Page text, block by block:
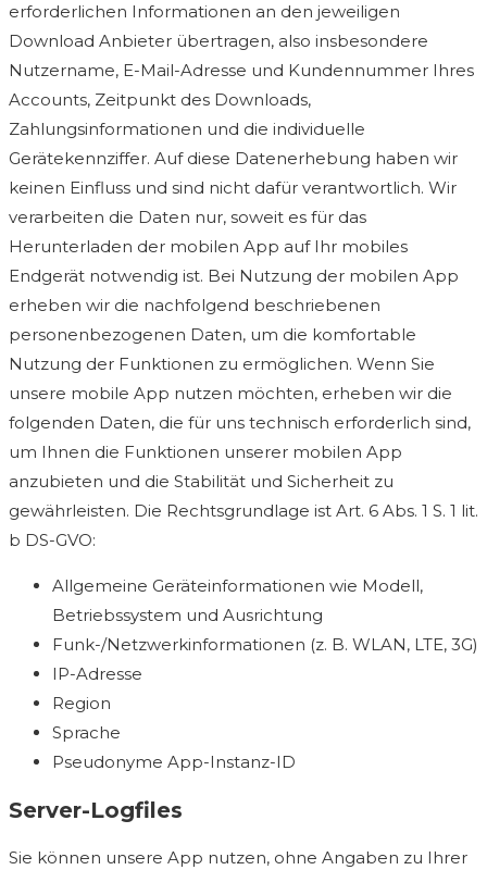
erforderlichen Informationen an den jeweiligen
Download Anbieter übertragen, also insbesondere
Nutzername, E-Mail-Adresse und Kundennummer Ihres
Accounts, Zeitpunkt des Downloads,
Zahlungsinformationen und die individuelle
Gerätekennziffer. Auf diese Datenerhebung haben wir
keinen Einfluss und sind nicht dafür verantwortlich. Wir
verarbeiten die Daten nur, soweit es für das
Herunterladen der mobilen App auf Ihr mobiles
Endgerät notwendig ist. Bei Nutzung der mobilen App
erheben wir die nachfolgend beschriebenen
personenbezogenen Daten, um die komfortable
Nutzung der Funktionen zu ermöglichen. Wenn Sie
unsere mobile App nutzen möchten, erheben wir die
folgenden Daten, die für uns technisch erforderlich sind,
um Ihnen die Funktionen unserer mobilen App
anzubieten und die Stabilität und Sicherheit zu
gewährleisten. Die Rechtsgrundlage ist Art. 6 Abs. 1 S. 1 lit.
b DS-GVO:
Allgemeine Geräteinformationen wie Modell,
Betriebssystem und Ausrichtung
Funk-/Netzwerkinformationen (z. B. WLAN, LTE, 3G)
IP-Adresse
Region
Sprache
Pseudonyme App-Instanz-ID
Server-Logfiles
Sie können unsere App nutzen, ohne Angaben zu Ihrer